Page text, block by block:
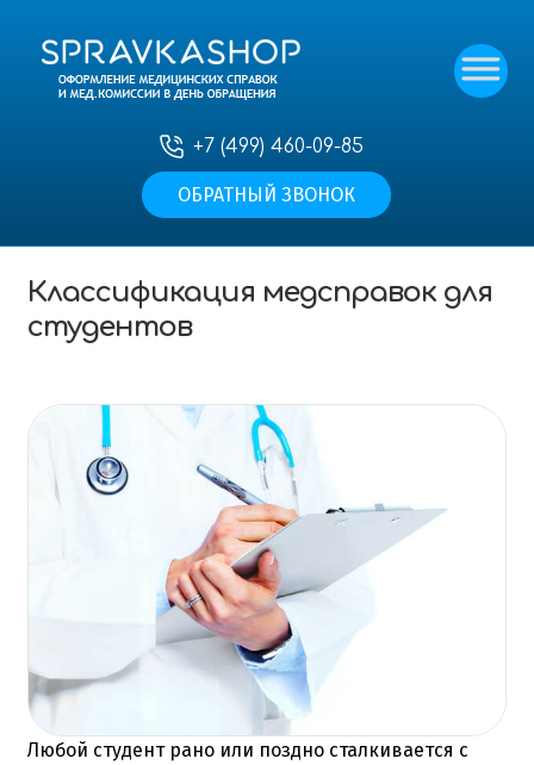
+7 (499) 460-09-85
ОБРАТНЫЙ ЗВОНОК
Статьи—Классификация медсправок
Классификация медсправок для
студентов
Любой студент рано или поздно сталкивается с